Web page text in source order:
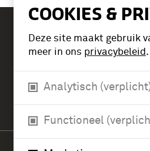
COOKIES &
Deze site maakt gebruik
meer in ons privacybeleid.
Analytisch
Functioneel
Tickets
Verlengde